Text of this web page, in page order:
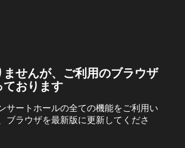
ませんが、ご利用のブラウザ
ております
サートホールの全ての機能をご利用い
ブラウザを最新版に更新してくださ